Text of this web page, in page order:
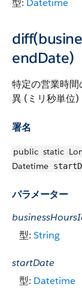
型: Datetime
endDate)
特定の営業時
異 (ミリ秒単位)
署名
public static
Datetime
パラメーター
型: String
startDate
型: Datetime